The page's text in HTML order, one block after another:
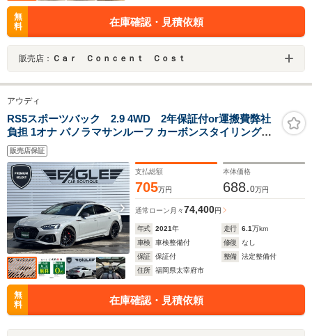
無
料
在庫確認・見積依頼
販売店： Ｃａｒ Ｃｏｎｃｅｎｔ Ｃｏｓｔ
アウディ
RS5スポーツバック 2.9 4WD 2年保証付or運搬費弊社
負担 1オナ パノラマサンルーフ カーボンスタイリング
PKG 全席シートヒーター 純正ナビ TV 全方位カメラ 純正
20インチAW
販売店保証
支払総額
705万円
本体価格
688.0万円
通常ローン 月々74,400円
年式 2021年 走行 6.1万km
車検
車検整備付 修復
なし
保証
保証付 整備
法定整備付
住所
福岡県太宰府市
無
料
在庫確認・見積依頼